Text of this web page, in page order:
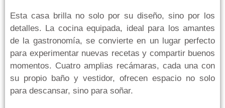
Esta casa brilla no solo por su diseño, sino por los
detalles. La cocina equipada, ideal para los amantes
de la gastronomía, se convierte en un lugar perfecto
para experimentar nuevas recetas y compartir buenos
momentos. Cuatro amplias recámaras, cada una con
su propio baño y vestidor, ofrecen espacio no solo
para descansar, sino para soñar.